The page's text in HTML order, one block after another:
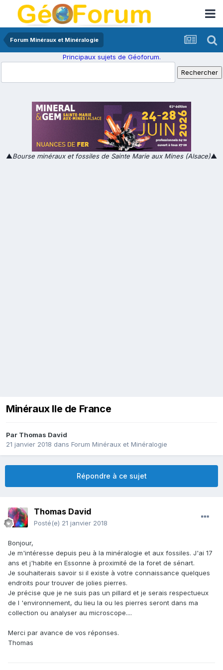
Forum Minéraux et Minéralogie
Principaux sujets de Géoforum.
▲Bourse minéraux et fossiles de Sainte Marie aux Mines (Alsace)▲
Minéraux Ile de France
Par Thomas David
21 janvier 2018 dans Forum Minéraux et Minéralogie
Répondre à ce sujet
Thomas David
Posté(e) 21 janvier 2018
Bonjour,
Je m'intéresse depuis peu à la minéralogie et aux fossiles. J'ai 17
ans et j'habite en Essonne à proximité de la foret de sénart.
Je souhaiterais savoir si il existe à votre connaissance quelques
endroits pour trouver de jolies pierres.
Je précise que je ne suis pas un pillard et je serais respectueux
de l 'environnement, du lieu la ou les pierres seront dans ma
collection ou analyser au microscope....
Merci par avance de vos réponses.
Thomas